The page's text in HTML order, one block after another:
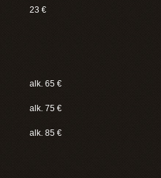
23 €
alk. 65 €
alk. 75 €
alk. 85 €